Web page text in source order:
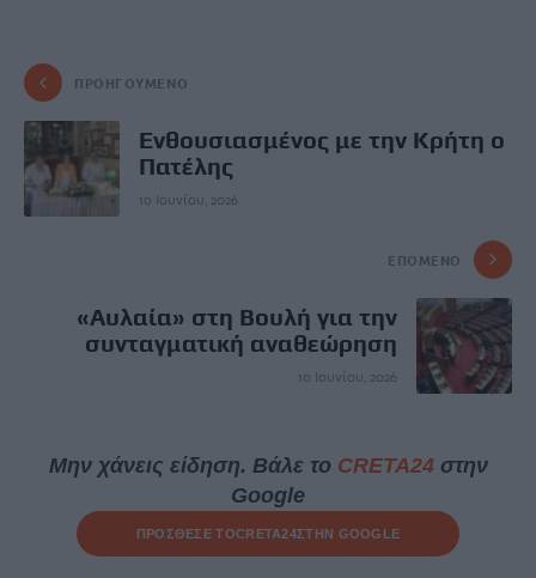
ΠΡΟΗΓΟΎΜΕΝΟ
Ενθουσιασμένος με την Κρήτη ο
Πατέλης
10 Ιουνίου, 2026
ΕΠΌΜΕΝΟ
«Αυλαία» στη Βουλή για την
συνταγματική αναθεώρηση
10 Ιουνίου, 2026
Μην χάνεις είδηση. Βάλε το CRETA24στην
Google
ΠΡΟΣΘΕΣΕ ΤΟCRETA24ΣΤΗΝ GOOGLE